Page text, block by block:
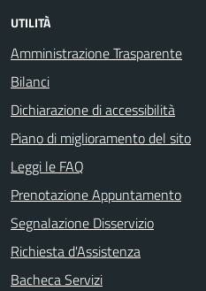
UTILITÀ
Amministrazione Trasparente
Bilanci
Dichiarazione di accessibilità
Piano di miglioramento del sito
Leggi le FAQ
Prenotazione Appuntamento
Segnalazione Disservizio
Richiesta d'Assistenza
Bacheca Servizi